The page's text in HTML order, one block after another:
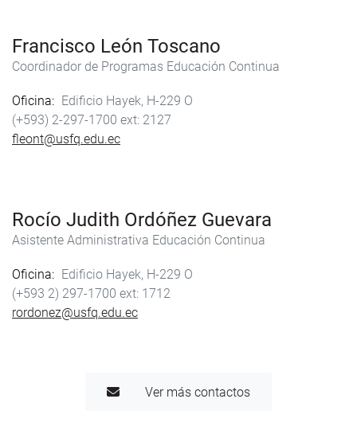
Francisco León Toscano
Coordinador de Programas Educación Continua
Oficina
Edificio Hayek, H-229 O
(+593) 2-297-1700
2127
fleont@usfq.edu.ec
Rocío Judith Ordóñez Guevara
Asistente Administrativa Educación Continua
Oficina
Edificio Hayek, H-229 O
(+593 2) 297-1700
1712
rordonez@usfq.edu.ec
Ver más contactos